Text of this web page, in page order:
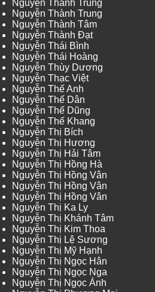
Nguyễn Thành Trung
Nguyễn Thành Trung
Nguyễn Thành Tâm
Nguyễn Thành Đạt
Nguyễn Thái Bình
Nguyễn Thái Hoàng
Nguyễn Thùy Dương
Nguyễn Thạc Việt
Nguyễn Thế Anh
Nguyễn Thế Dân
Nguyễn Thế Dũng
Nguyễn Thế Khang
Nguyễn Thị Bích
Nguyễn Thị Hương
Nguyễn Thị Hải Tâm
Nguyễn Thị Hồng Hà
Nguyễn Thị Hồng Vân
Nguyễn Thị Hồng Vân
Nguyễn Thị Hồng Vân
Nguyễn Thị Ka Ly
Nguyễn Thị Khánh Tâm
Nguyễn Thị Kim Thoa
Nguyễn Thị Lệ Sương
Nguyễn Thị Mỹ Hạnh
Nguyễn Thị Ngọc Hân
Nguyễn Thị Ngọc Nga
Nguyễn Thị Ngọc Ánh